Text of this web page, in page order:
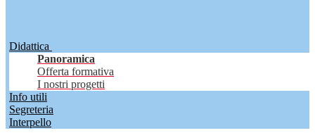
Didattica
Panoramica
Offerta formativa
I nostri progetti
Info utili
Segreteria
Interpello